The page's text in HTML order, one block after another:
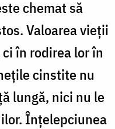
chemat să
Valoarea vieții
în rodirea lor în
cinstite nu
lungă, nici nu le
Înțelepciunea